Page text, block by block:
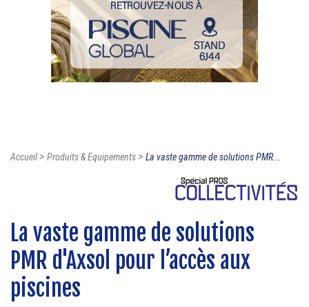
Accueil> Produits & Equipements> La vaste gamme de solutions PMR...
La vaste gamme de solutions
PMR d'Axsol pour l’accès aux
piscines